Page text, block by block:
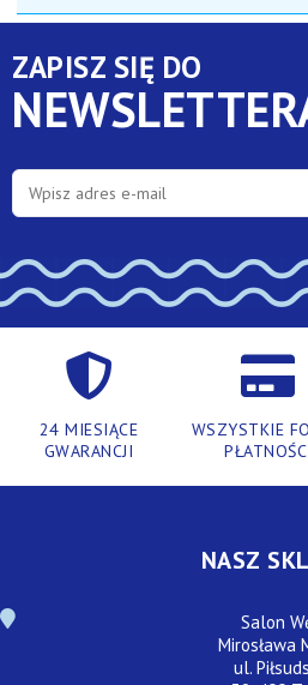
ZAPISZ SIĘ DO
24 MIESIĄCE
GWARANCJI
WSZYSTKIE
NASZ
Salon
Mirosława
ul.